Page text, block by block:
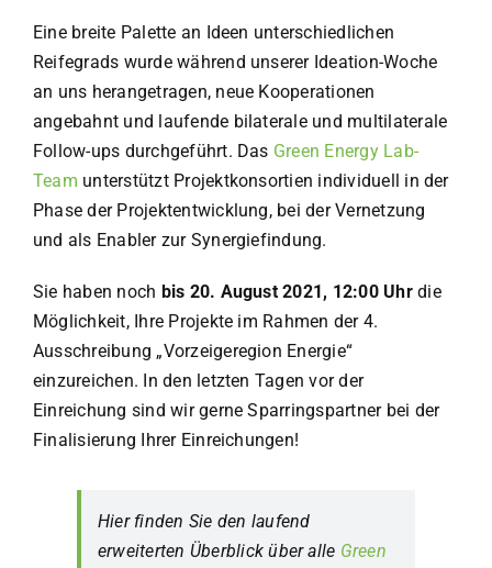
Eine breite Palette an Ideen unterschiedlichen
Reifegrads wurde während unserer Ideation-Woche
an uns herangetragen, neue Kooperationen
angebahnt und laufende bilaterale und multilaterale
Follow-ups durchgeführt. Das Green Energy Lab-
Team unterstützt Projektkonsortien individuell in der
Phase der Projektentwicklung, bei der Vernetzung
und als Enabler zur Synergiefindung.
Sie haben noch bis 20. August 2021, 12:00 Uhrdie
Möglichkeit, Ihre Projekte im Rahmen der 4.
Ausschreibung „Vorzeigeregion Energie“
einzureichen. In den letzten Tagen vor der
Einreichung sind wir gerne Sparringspartner bei der
Finalisierung Ihrer Einreichungen!
Hier finden Sie den laufend
erweiterten Überblick über alle Green